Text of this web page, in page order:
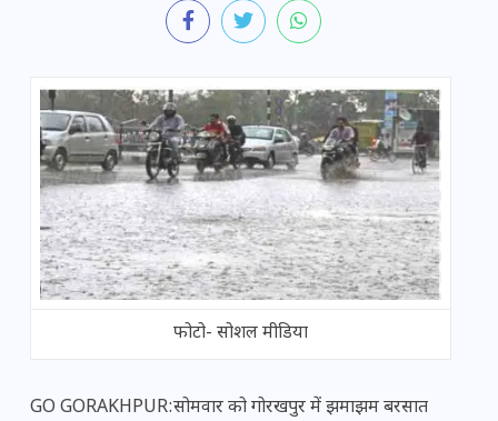
फोटो- सोशल मीडिया
GO GORAKHPUR:सोमवार को गोरखपुर में झमाझम बरसात